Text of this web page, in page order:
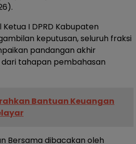
I DPRD Kabupaten
keputusan, seluruh fraksi
pandangan akhir
tahapan pembahasan
Bantuan Keuangan
Bersama dibacakan oleh